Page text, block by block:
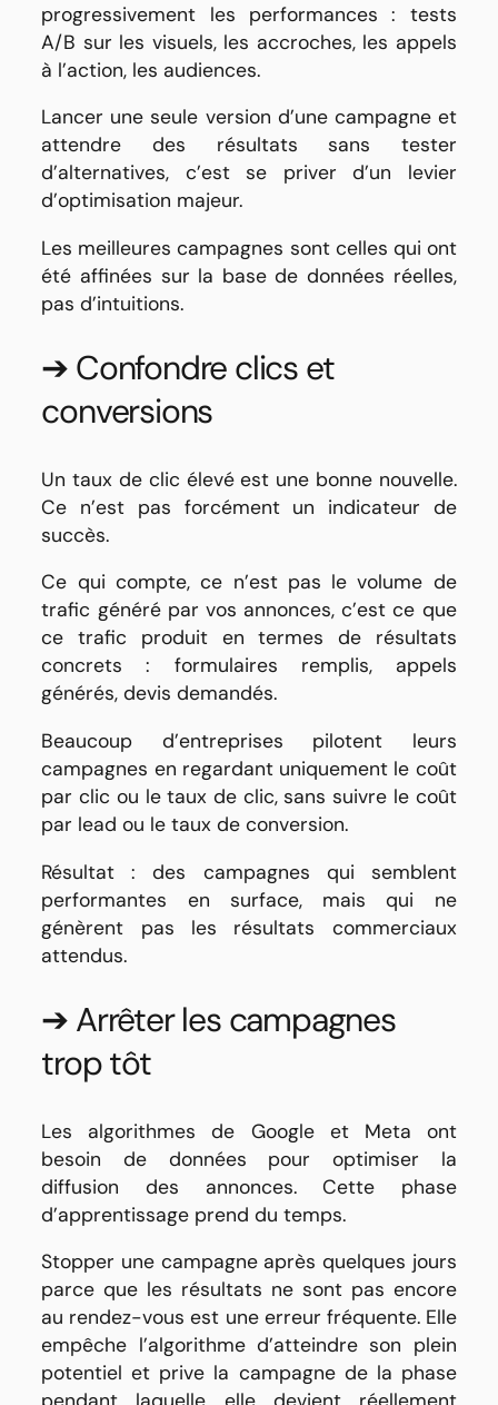
progressivement les performances : tests
A/B sur les visuels, les accroches, les appels
à l’action, les audiences.
Lancer une seule version d’une campagne et
attendre des résultats sans tester
d’alternatives, c’est se priver d’un levier
d’optimisation majeur.
Les meilleures campagnes sont celles qui ont
été affinées sur la base de données réelles,
pas d’intuitions.
➔ Confondre clics et
conversions
Un taux de clic élevé est une bonne nouvelle.
Ce n’est pas forcément un indicateur de
succès.
Ce qui compte, ce n’est pas le volume de
trafic généré par vos annonces, c’est ce que
ce trafic produit en termes de résultats
concrets : formulaires remplis, appels
générés, devis demandés.
Beaucoup d’entreprises pilotent leurs
campagnes en regardant uniquement le coût
par clic ou le taux de clic, sans suivre le coût
par lead ou le taux de conversion.
Résultat : des campagnes qui semblent
performantes en surface, mais qui ne
génèrent pas les résultats commerciaux
attendus.
➔ Arrêter les campagnes
trop tôt
Les algorithmes de Google et Meta ont
besoin de données pour optimiser la
diffusion des annonces. Cette phase
d’apprentissage prend du temps.
Stopper une campagne après quelques jours
parce que les résultats ne sont pas encore
au rendez-vous est une erreur fréquente. Elle
empêche l’algorithme d’atteindre son plein
potentiel et prive la campagne de la phase